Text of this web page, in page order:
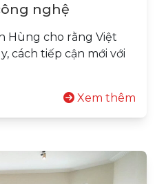
nghệ
Hùng cho rằng Việt
cách tiếp cận mới với
Xem thêm